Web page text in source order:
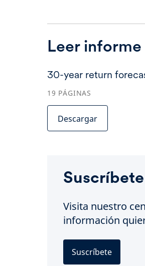
Leer
30-year return
19 PÁGINAS
Descargar
Visita nuestro
información
Suscríbete